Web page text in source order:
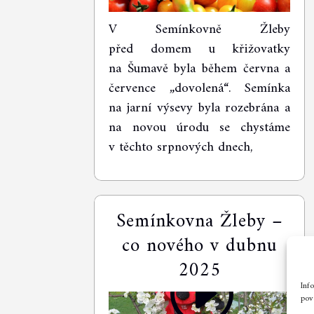
V Semínkovně Žleby
před domem u křižovatky
na Šumavě byla během června a
července „dovolená“. Semínka
na jarní výsevy byla rozebrána a
na novou úrodu se chystáme
v těchto srpnových dnech,
Semínkovna Žleby –
co nového v dubnu
2025